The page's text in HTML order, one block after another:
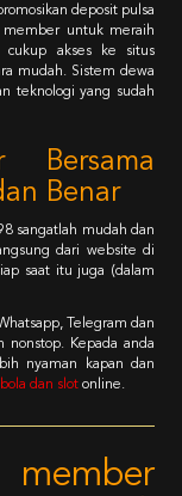
deposit pulsa
member untuk meraih
akses ke situs
mudah. Sistem dewa
teknologi yang sudah
Bersama
Benar
sangatlah mudah dan
dari website di
saat itu juga (dalam
Telegram dan
nonstop. Kepada anda
nyaman kapan dan
dan slot online.